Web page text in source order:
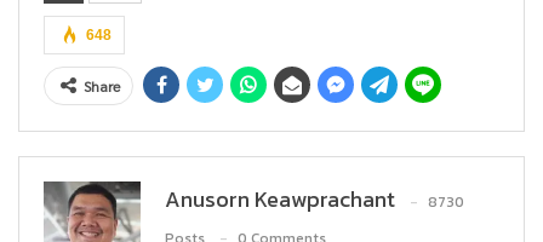
648
Share
Anusorn Keawprachant
8730